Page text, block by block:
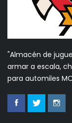
"Almacén de
armar a escala,
para automiles